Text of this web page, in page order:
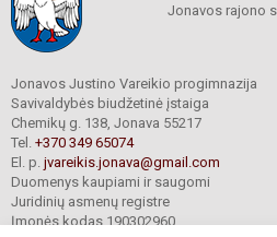
Jonavos rajono
Jonavos Justino Vareikio progimnazija
Savivaldybės biudžetinė įstaiga
Chemikų g. 138, Jonava 55217
Tel. +370 349 65074
El. p. jvareikis.jonava@gmail.com
Duomenys kaupiami ir saugomi
Juridinių asmenų registre
Įmonės kodas 190302960